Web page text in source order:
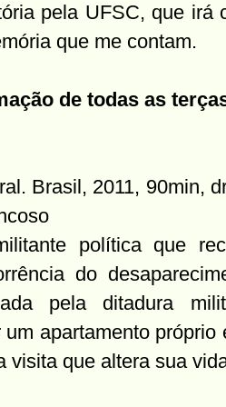
pela UFSC, que irá
que me contam.
de todas as
Brasil, 2011, 90min,
política que
do
pela ditadura
apartamento
visita que altera sua